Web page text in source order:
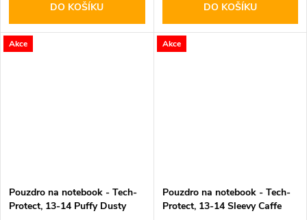
DO KOŠÍKU DO KOŠÍKU
Akce
Pouzdro na notebook - Tech-
Protect, 13-14 Puffy Dusty
Akce
Pouzdro na notebook - Tech-
Protect, 13-14 Sleevy Caffe